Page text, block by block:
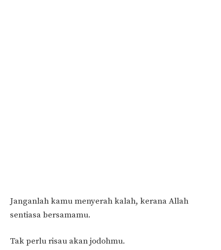
Janganlah kamu menyerah kalah, kerana Allah
sentiasa bersamamu.
Tak perlu risau akan jodohmu.